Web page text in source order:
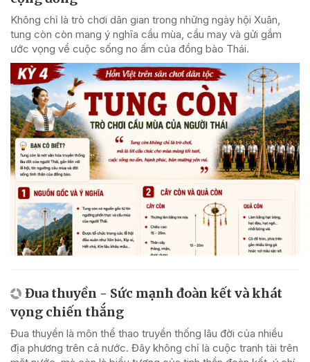
Không chỉ là trò chơi dân gian trong những ngày hội Xuân,
tung còn còn mang ý nghĩa cầu mùa, cầu may và gửi gắm
ước vọng về cuộc sống no ấm của đồng bào Thái.
Đua thuyền - Sức mạnh đoàn kết và khát
vọng chiến thắng
Đua thuyền là môn thể thao truyền thống lâu đời của nhiều
địa phương trên cả nước. Đây không chỉ là cuộc tranh tài trên